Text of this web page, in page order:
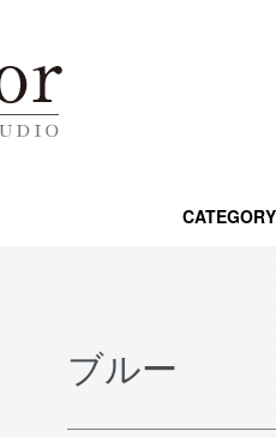
CATEGORY
ブルー